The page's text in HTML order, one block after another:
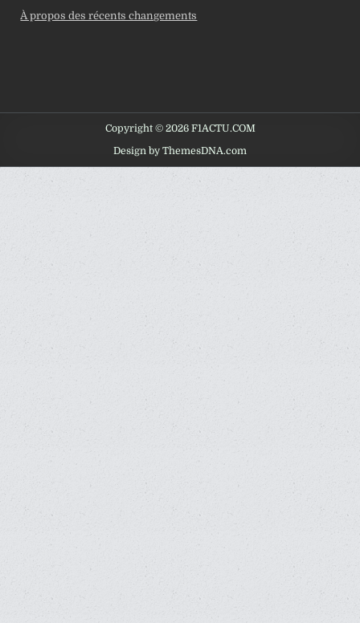
À propos des récents changements
Copyright © 2026 F1ACTU.COM
Design by ThemesDNA.com